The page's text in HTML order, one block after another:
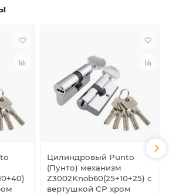
Цилиндровый Punto
(Пунто) механизм
Z3002Knob60(25+10+25) с
вертушкой CP хром